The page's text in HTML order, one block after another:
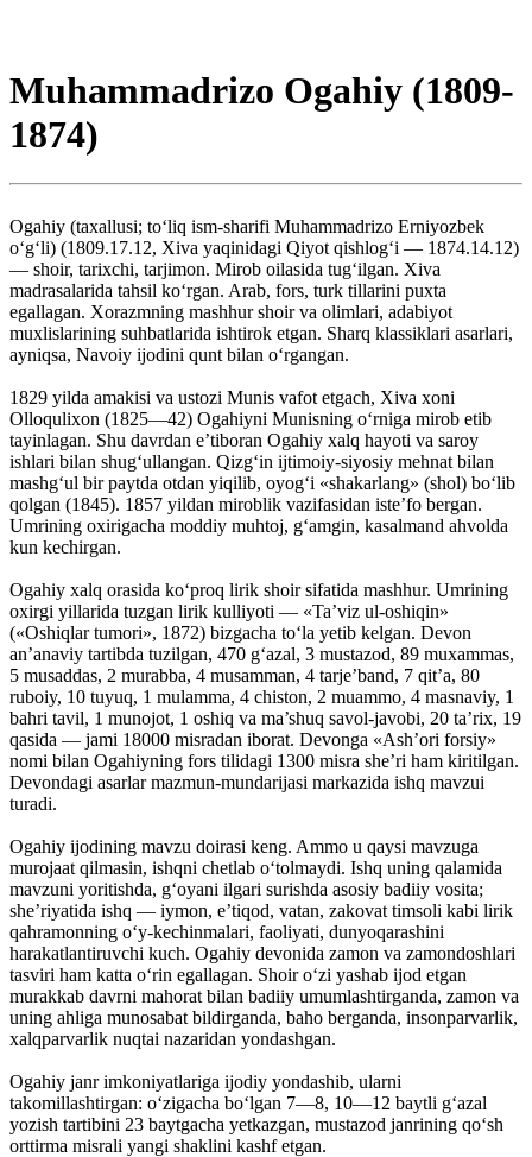
Muhammadrizo Ogahiy (1809-
1874)
Ogahiy (taxallusi; to‘liq ism-sharifi Muhammadrizo Erniyozbek
o‘g‘li) (1809.17.12, Xiva yaqinidagi Qiyot qishlog‘i — 1874.14.12)
— shoir, tarixchi, tarjimon. Mirob oilasida tug‘ilgan. Xiva
madrasalarida tahsil ko‘rgan. Arab, fors, turk tillarini puxta
egallagan. Xorazmning mashhur shoir va olimlari, adabiyot
muxlislarining suhbatlarida ishtirok etgan. Sharq klassiklari asarlari,
ayniqsa, Navoiy ijodini qunt bilan o‘rgangan.
1829 yilda amakisi va ustozi Munis vafot etgach, Xiva xoni
Olloqulixon (1825—42) Ogahiyni Munisning o‘rniga mirob etib
tayinlagan. Shu davrdan e’tiboran Ogahiy xalq hayoti va saroy
ishlari bilan shug‘ullangan. Qizg‘in ijtimoiy-siyosiy mehnat bilan
mashg‘ul bir paytda otdan yiqilib, oyog‘i «shakarlang» (shol) bo‘lib
qolgan (1845). 1857 yildan miroblik vazifasidan iste’fo bergan.
Umrining oxirigacha moddiy muhtoj, g‘amgin, kasalmand ahvolda
kun kechirgan.
Ogahiy xalq orasida ko‘proq lirik shoir sifatida mashhur. Umrining
oxirgi yillarida tuzgan lirik kulliyoti — «Ta’viz ul-oshiqin»
(«Oshiqlar tumori», 1872) bizgacha to‘la yetib kelgan. Devon
an’anaviy tartibda tuzilgan, 470 g‘azal, 3 mustazod, 89 muxammas,
5 musaddas, 2 murabba, 4 musamman, 4 tarje’band, 7 qit’a, 80
ruboiy, 10 tuyuq, 1 mulamma, 4 chiston, 2 muammo, 4 masnaviy, 1
bahri tavil, 1 munojot, 1 oshiq va ma’shuq savol-javobi, 20 ta’rix, 19
qasida — jami 18000 misradan iborat. Devonga «Ash’ori forsiy»
nomi bilan Ogahiyning fors tilidagi 1300 misra she’ri ham kiritilgan.
Devondagi asarlar mazmun-mundarijasi markazida ishq mavzui
turadi.
Ogahiy ijodining mavzu doirasi keng. Ammo u qaysi mavzuga
murojaat qilmasin, ishqni chetlab o‘tolmaydi. Ishq uning qalamida
mavzuni yoritishda, g‘oyani ilgari surishda asosiy badiiy vosita;
she’riyatida ishq — iymon, e’tiqod, vatan, zakovat timsoli kabi lirik
qahramonning o‘y-kechinmalari, faoliyati, dunyoqarashini
harakatlantiruvchi kuch. Ogahiy devonida zamon va zamondoshlari
tasviri ham katta o‘rin egallagan. Shoir o‘zi yashab ijod etgan
murakkab davrni mahorat bilan badiiy umumlashtirganda, zamon va
uning ahliga munosabat bildirganda, baho berganda, insonparvarlik,
xalqparvarlik nuqtai nazaridan yondashgan.
Ogahiy janr imkoniyatlariga ijodiy yondashib, ularni
takomillashtirgan: o‘zigacha bo‘lgan 7—8, 10—12 baytli g‘azal
yozish tartibini 23 baytgacha yetkazgan, mustazod janrining qo‘sh
orttirma misrali yangi shaklini kashf etgan.